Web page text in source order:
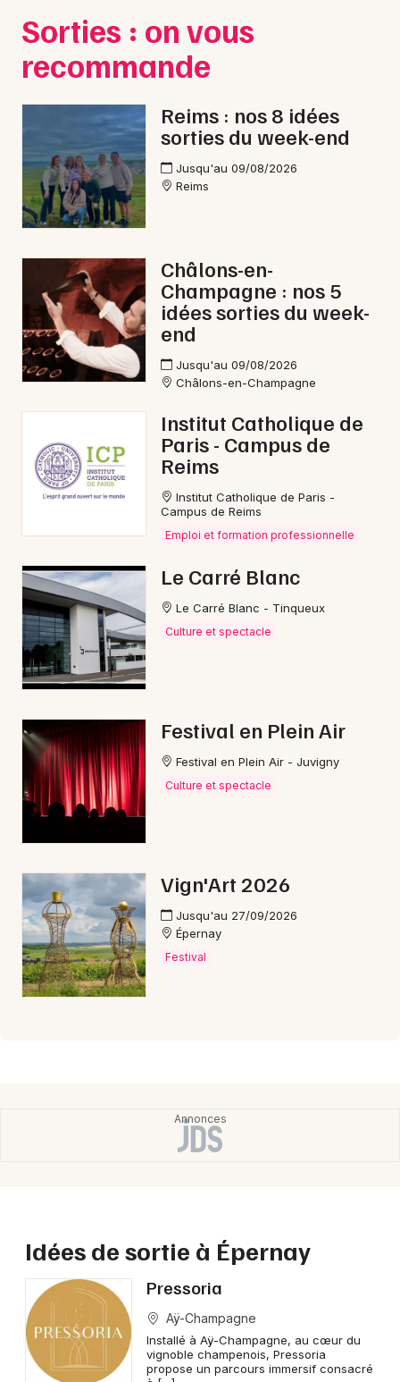
Sorties : on vous
recommande
Reims : nos 8 idées
sorties du week-end
Jusqu'au 09/08/2026
Reims
Châlons-en-
Champagne : nos 5
idées sorties du week-
end
Jusqu'au 09/08/2026
Châlons-en-Champagne
Institut Catholique de
Paris - Campus de
Reims
Institut Catholique de Paris -
Campus de Reims
Emploi et formation professionnelle
Le Carré Blanc
Le Carré Blanc - Tinqueux
Culture et spectacle
Festival en Plein Air
Festival en Plein Air - Juvigny
Culture et spectacle
Vign'Art 2026
Jusqu'au 27/09/2026
Épernay
Festival
Idées de sortie à Épernay
Pressoria
Aÿ-Champagne
Installé à Aÿ-Champagne, au cœur du
vignoble champenois, Pressoria
propose un parcours immersif consacré